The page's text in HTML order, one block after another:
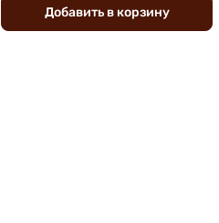
Добавить вкорзину